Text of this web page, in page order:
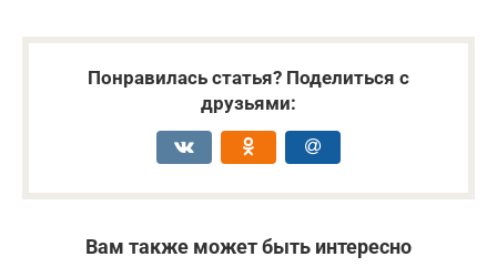
Понравилась статья? Поделиться с
друзьями:
Вам также может быть интересно